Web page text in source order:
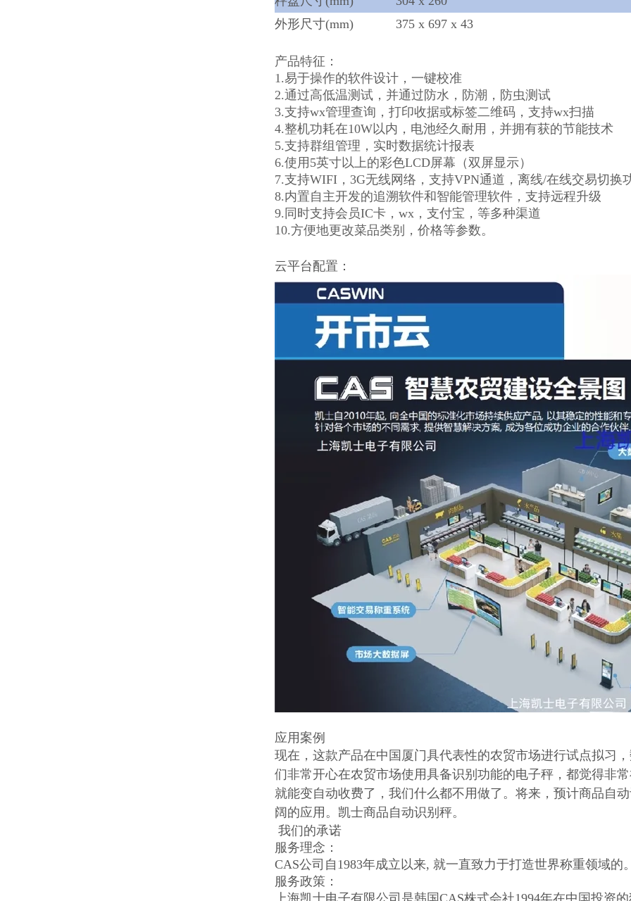
外形尺寸(mm)
375 x 697 x 43
产品特征：
1.易于操作的软件设计，一键校准
2.通过高低温测试，并通过防水，防潮，防虫测试
3.支持wx管理查询，打印收据或标签二维码，支持wx扫描
4.整机功耗在10W以内，电池经久耐用，并拥有获的节能技术
5.支持群组管理，实时数据统计报表
6.使用5英寸以上的彩色LCD屏幕（双屏显示）
7.支持WIFI，3G无线网络，支持VPN通道，离线/在线交易切换
8.内置自主开发的追溯软件和智能管理软件，支持远程升级
9.同时支持会员IC卡，wx，支付宝，等多种渠道
10.方便地更改菜品类别，价格等参数。
云平台配置：
应用案例
现在，这款产品在中国厦门具代表性的农贸市场进行试点拟习
们非常开心在农贸市场使用具备识别功能的电子秤，都觉得非
就能变自动收费了，我们什么都不用做了。将来，预计商品自
阔的应用。凯士商品自动识别秤。
我们的承诺
服务理念：
CAS公司自1983年成立以来, 就一直致力于打造世界称重领域
服务政策：
上海凯士电子有限公司是韩国CAS株式会社1994年在中国投资